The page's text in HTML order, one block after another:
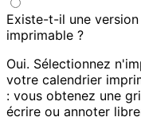
Existe-t-il une
imprimable ?
Oui. Sélectionnez
votre calendrier
: vous obtenez une
écrire ou annoter